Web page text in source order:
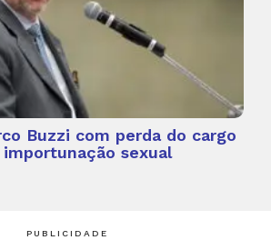
Buzzi com perda do cargo
sexual
PUBLICIDADE